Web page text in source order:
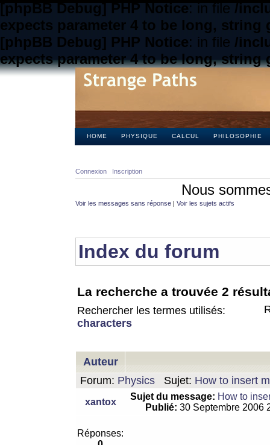
[phpBB Debug] PHP Notice: in file/
expects parameter 4 to be long, string
[phpBB Debug] PHP Notice: in file /
expects parameter 4 to be long, string
HOME PHYSIQUE CALCUL PHILOSOPHIE
Connexion Inscription
Nous
Voir les messages sans réponse | Voir les sujets actifs
Index du forum
La recherche a trouvée 2
Rechercher les termes utilisés:
characters
Auteur
Forum: Physics Sujet: How to insert
xantox
Sujet du message: How to
Publié: 30 Septembre 2006
Réponses: